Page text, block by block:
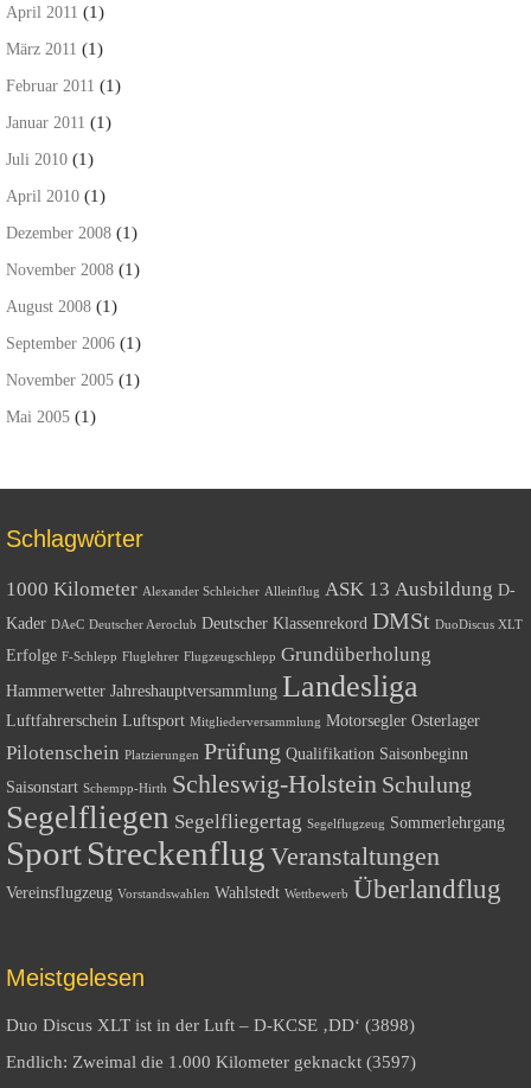
April 2011 (1)
März 2011 (1)
Februar 2011 (1)
Januar 2011 (1)
Juli 2010 (1)
April 2010 (1)
Dezember 2008 (1)
November 2008 (1)
August 2008 (1)
September 2006 (1)
November 2005 (1)
Mai 2005 (1)
Schlagwörter
1000 Kilometer Alexander Schleicher Alleinflug ASK 13 Ausbildung D-
Kader DAeC Deutscher Aeroclub Deutscher Klassenrekord DMSt DuoDiscus XLT
Erfolge F-Schlepp Fluglehrer Flugzeugschlepp Grundüberholung
Hammerwetter Jahreshauptversammlung Landesliga
Luftfahrerschein Luftsport Mitgliederversammlung Motorsegler Osterlager
Pilotenschein Platzierungen Prüfung Qualifikation Saisonbeginn
Saisonstart Schempp-Hirth Schleswig-Holstein Schulung
Segelfliegen Segelfliegertag Segelflugzeug Sommerlehrgang
SportStreckenflug Veranstaltungen
Vereinsflugzeug Vorstandswahlen Wahlstedt Wettbewerb Überlandflug
Meistgelesen
Duo Discus XLT ist in der Luft – D-KCSE ‚DD‘ (3898)
Endlich: Zweimal die 1.000 Kilometer geknackt (3597)